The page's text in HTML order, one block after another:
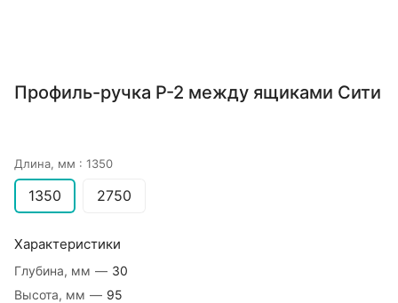
Профиль-ручка Р-2 между ящиками Сити
Длина, мм : 1350
1350 2750
Характеристики
Глубина, мм — 30
Высота, мм — 95